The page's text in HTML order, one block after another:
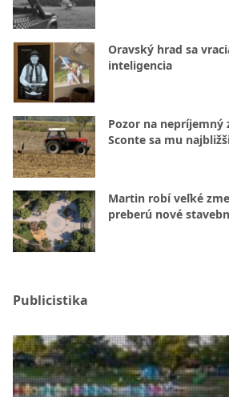
Oravský hrad sa
inteligencia
Pozor na nepríjemný
Sconte sa mu
Martin robí veľké
preberú nové
Publicistika